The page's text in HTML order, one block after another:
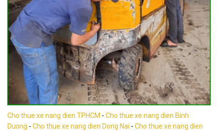
Cho thue xe nang dien TPHCM - Cho thue xe nang dien Binh
Duong - Cho thue xe nang dien Dong Nai - Cho thue xe nang dien